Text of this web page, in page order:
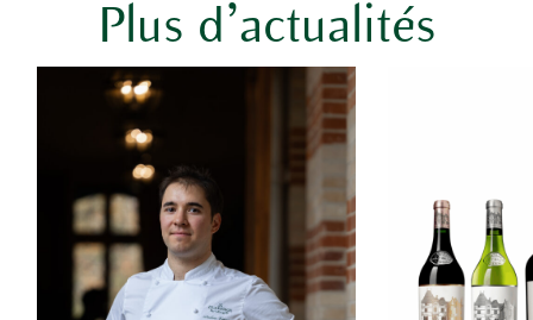
Plus d’actualités